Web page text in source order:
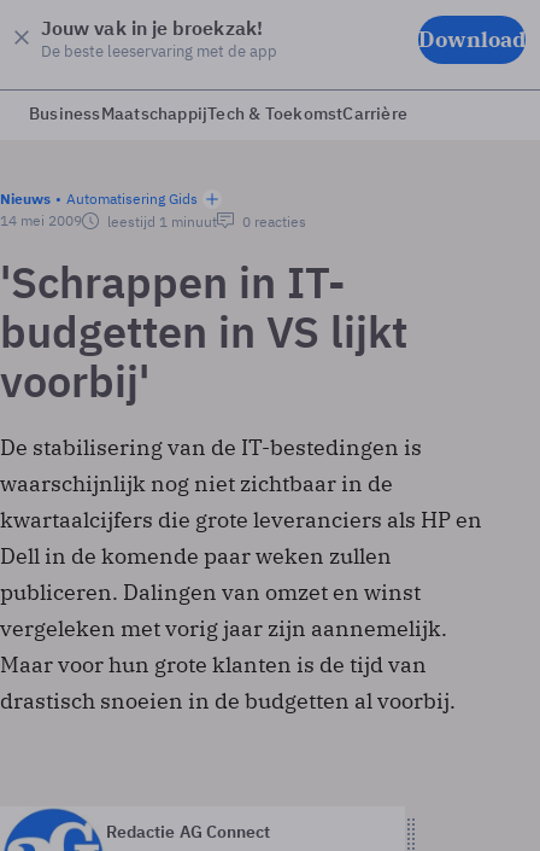
Jouw vak in je broekzak!
De beste leeservaring met de app Download
BusinessMaatschappijTech & ToekomstCarrière
Nieuws
Automatisering Gids
14 mei 2009
leestijd 1 minuut 0 reacties
'Schrappen in IT-
budgetten in VS lijkt
voorbij'
De stabilisering van de IT-bestedingen is
waarschijnlijk nog niet zichtbaar in de
kwartaalcijfers die grote leveranciers als HP en
Dell in de komende paar weken zullen
publiceren. Dalingen van omzet en winst
vergeleken met vorig jaar zijn aannemelijk.
Maar voor hun grote klanten is de tijd van
drastisch snoeien in de budgetten al voorbij.
Redactie AG Connect